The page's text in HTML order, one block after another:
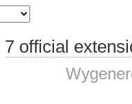
7 official